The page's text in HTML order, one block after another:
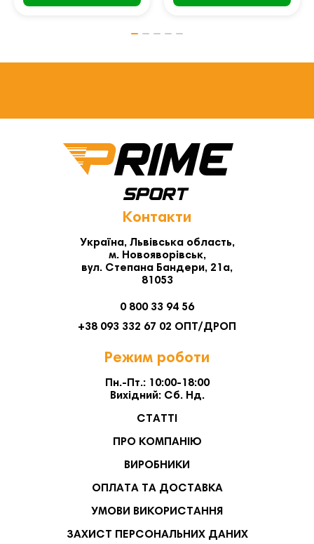
Контакти
Україна, Львівська область,
м. Новояворівськ,
вул. Степана Бандери, 21а,
81053
0 800 33 94 56
+38 093 332 67 02 ОПТ/ДРОП
Режим роботи
Пн.-Пт.: 10:00-18:00
Вихідний: Сб. Нд.
СТАТТІ
ПРО КОМПАНІЮ
ВИРОБНИКИ
ОПЛАТА ТА ДОСТАВКА
УМОВИ ВИКОРИСТАННЯ
ЗАХИСТ ПЕРСОНАЛЬНИХ ДАНИХ